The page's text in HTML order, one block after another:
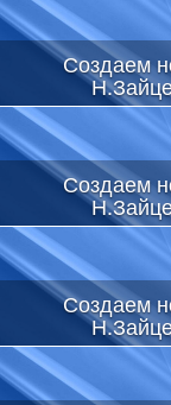
Создаем
Создаем
Создаем